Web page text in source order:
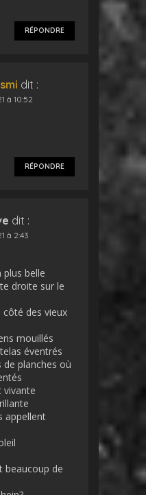
RÉPONDRE
dit :
à 10:52
RÉPONDRE
dit :
à 2:43
plus belle
droite sur le
côté des vieux
mouillés
éventrés
planches où
vivante
appellent
beaucoup de